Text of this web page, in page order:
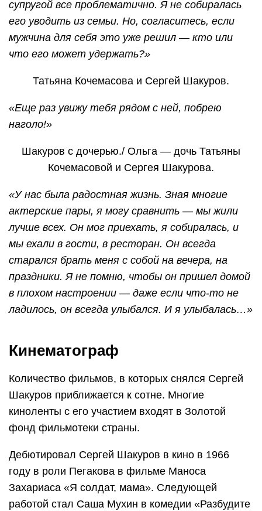
супругой все проблематично. Я не собиралась
его уводить из семьи. Но, согласитесь, если
мужчина для себя это уже решил — кто или
что его может удержать?»
Татьяна Кочемасова и Сергей Шакуров.
«Еще раз увижу тебя рядом с ней, побрею
наголо!»
Шакуров с дочерью./ Ольга — дочь Татьяны
Кочемасовой и Сергея Шакурова.
«У нас была радостная жизнь. Зная многие
актерские пары, я могу сравнить — мы жили
лучше всех. Он мог приехать, я собиралась, и
мы ехали в гости, в ресторан. Он всегда
старался брать меня с собой на вечера, на
праздники. Я не помню, чтобы он пришел домой
в плохом настроении — даже если что-то не
ладилось, он всегда улыбался. И я улыбалась…»
Кинематограф
Количество фильмов, в которых снялся Сергей
Шакуров приближается к сотне. Многие
киноленты с его участием входят в Золотой
фонд фильмотеки страны.
Дебютировал Сергей Шакуров в кино в 1966
году в роли Пегакова в фильме Маноса
Захариаса «Я солдат, мама». Следующей
работой стал Саша Мухин в комедии «Разбудите